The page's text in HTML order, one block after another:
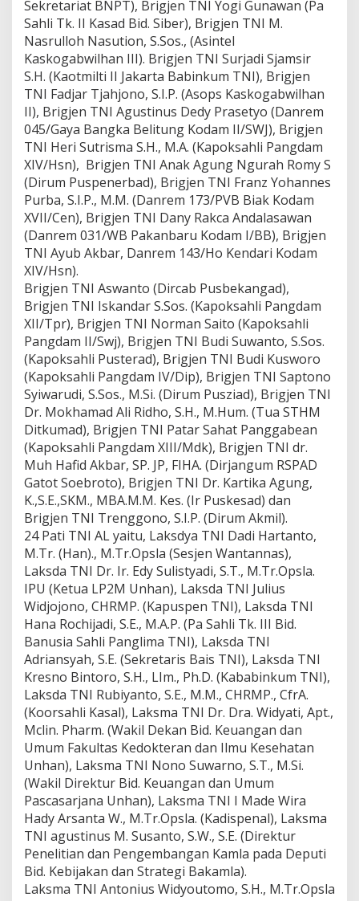
Sekretariat BNPT), Brigjen TNI Yogi Gunawan (Pa
Sahli Tk. II Kasad Bid. Siber), Brigjen TNI M.
Nasrulloh Nasution, S.Sos., (Asintel
Kaskogabwilhan III). Brigjen TNI Surjadi Sjamsir
S.H. (Kaotmilti II Jakarta Babinkum TNI), Brigjen
TNI Fadjar Tjahjono, S.I.P. (Asops Kaskogabwilhan
II), Brigjen TNI Agustinus Dedy Prasetyo (Danrem
045/Gaya Bangka Belitung Kodam II/SWJ), Brigjen
TNI Heri Sutrisma S.H., M.A. (Kapoksahli Pangdam
XIV/Hsn), Brigjen TNI Anak Agung Ngurah Romy S
(Dirum Puspenerbad), Brigjen TNI Franz Yohannes
Purba, S.I.P., M.M. (Danrem 173/PVB Biak Kodam
XVII/Cen), Brigjen TNI Dany Rakca Andalasawan
(Danrem 031/WB Pakanbaru Kodam I/BB), Brigjen
TNI Ayub Akbar, Danrem 143/Ho Kendari Kodam
XIV/Hsn).
Brigjen TNI Aswanto (Dircab Pusbekangad),
Brigjen TNI Iskandar S.Sos. (Kapoksahli Pangdam
XII/Tpr), Brigjen TNI Norman Saito (Kapoksahli
Pangdam II/Swj), Brigjen TNI Budi Suwanto, S.Sos.
(Kapoksahli Pusterad), Brigjen TNI Budi Kusworo
(Kapoksahli Pangdam IV/Dip), Brigjen TNI Saptono
Syiwarudi, S.Sos., M.Si. (Dirum Pusziad), Brigjen TNI
Dr. Mokhamad Ali Ridho, S.H., M.Hum. (Tua STHM
Ditkumad), Brigjen TNI Patar Sahat Panggabean
(Kapoksahli Pangdam XIII/Mdk), Brigjen TNI dr.
Muh Hafid Akbar, SP. JP, FIHA. (Dirjangum RSPAD
Gatot Soebroto), Brigjen TNI Dr. Kartika Agung,
K.,S.E.,SKM., MBA.M.M. Kes. (Ir Puskesad) dan
Brigjen TNI Trenggono, S.I.P. (Dirum Akmil).
24 Pati TNI AL yaitu, Laksdya TNI Dadi Hartanto,
M.Tr. (Han)., M.Tr.Opsla (Sesjen Wantannas),
Laksda TNI Dr. Ir. Edy Sulistyadi, S.T., M.Tr.Opsla.
IPU (Ketua LP2M Unhan), Laksda TNI Julius
Widjojono, CHRMP. (Kapuspen TNI), Laksda TNI
Hana Rochijadi, S.E., M.A.P. (Pa Sahli Tk. III Bid.
Banusia Sahli Panglima TNI), Laksda TNI
Adriansyah, S.E. (Sekretaris Bais TNI), Laksda TNI
Kresno Bintoro, S.H., LIm., Ph.D. (Kababinkum TNI),
Laksda TNI Rubiyanto, S.E., M.M., CHRMP., CfrA.
(Koorsahli Kasal), Laksma TNI Dr. Dra. Widyati, Apt.,
Mclin. Pharm. (Wakil Dekan Bid. Keuangan dan
Umum Fakultas Kedokteran dan Ilmu Kesehatan
Unhan), Laksma TNI Nono Suwarno, S.T., M.Si.
(Wakil Direktur Bid. Keuangan dan Umum
Pascasarjana Unhan), Laksma TNI I Made Wira
Hady Arsanta W., M.Tr.Opsla. (Kadispenal), Laksma
TNI agustinus M. Susanto, S.W., S.E. (Direktur
Penelitian dan Pengembangan Kamla pada Deputi
Bid. Kebijakan dan Strategi Bakamla).
Laksma TNI Antonius Widyoutomo, S.H., M.Tr.Opsla